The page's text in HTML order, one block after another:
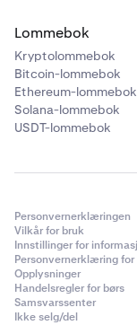
Lommebok
Kryptolommebok
Bitcoin-lommebok
Ethereum-lommebok
Solana-lommebok
USDT-lommebok
Personvernerklæringen
Vilkår for bruk
Innstillinger for
Personvernerklæring
Opplysninger
Handelsregler for børs
Samsvarssenter
Ikke selg/del